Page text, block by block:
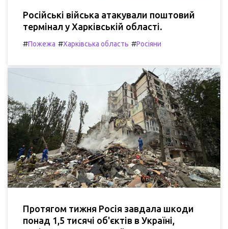
Російські війська атакували поштовий
термінал у Харківській області.
#Пожежа #Харківська область #Росіяни
Протягом тижня Росія завдала шкоди
понад 1,5 тисячі об'єктів в Україні,